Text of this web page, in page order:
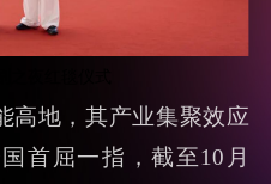
高地，其产业集聚效应
首屈一指，截至10月